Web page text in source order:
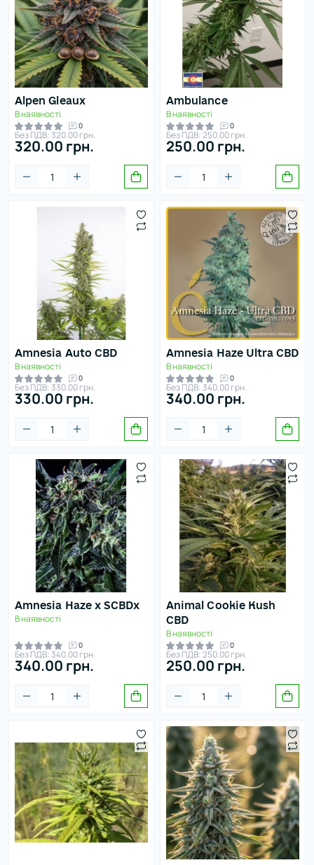
Alpen Gleaux
В наявності
0
Без ПДВ: 320.00 грн.
320.00 грн.
Ambulance
В наявності
0
Без ПДВ: 250.00 грн.
250.00 грн.
Amnesia Auto CBD
В наявності
0
Без ПДВ: 330.00 грн.
330.00 грн.
Amnesia Haze Ultra CBD
В наявності
0
Без ПДВ: 340.00 грн.
340.00 грн.
Amnesia Haze x SCBDx
В наявності
0
Без ПДВ: 340.00 грн.
340.00 грн.
Animal Cookie Kush
CBD
В наявності
0
Без ПДВ: 250.00 грн.
250.00 грн.